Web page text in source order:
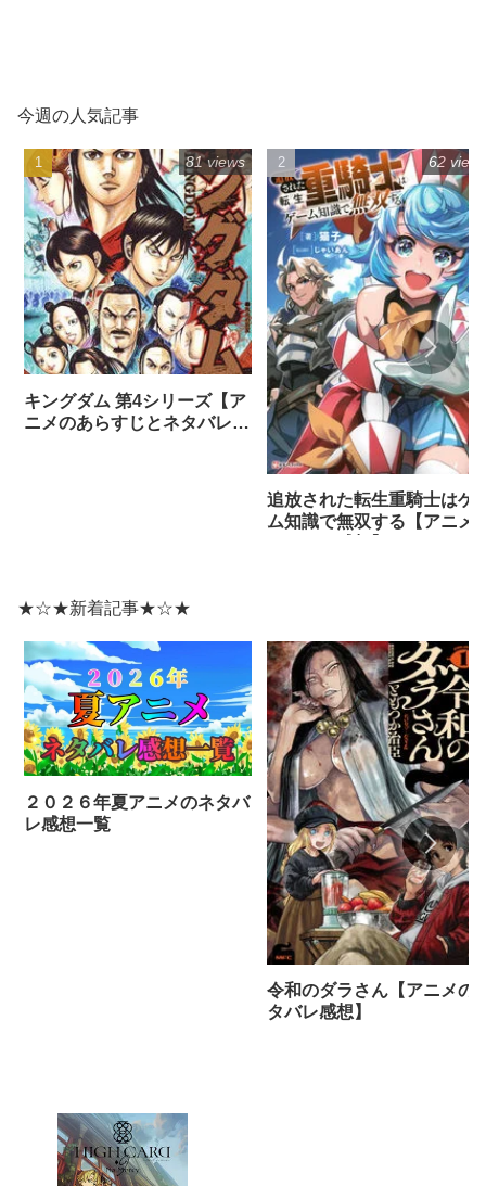
今週の人気記事
キングダム 第4シリーズ【ア
ニメのあらすじとネタバレ感
81 views
追放された転生重騎士はゲ
ム知識で無双する【アニメ
62
★☆★新着記事★☆★
２０２６年夏アニメのネタバ
レ感想一覧
令和のダラさん【アニメの
タバレ感想】